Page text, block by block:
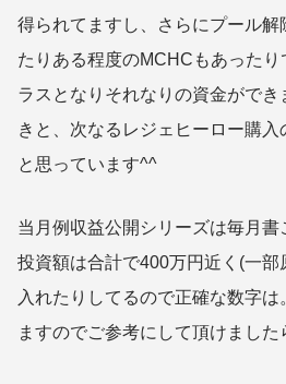
得られてますし、さらにプール
たりある程度のMCHCもあった
ラスとなりそれなりの資金がで
きと、次なるレジェヒーロー購
と思っています^^
当月例収益公開シリーズは毎月書
投資額は合計で400万円近く(一部
入れたりしてるので正確な数字
ますのでご参考にして頂けました